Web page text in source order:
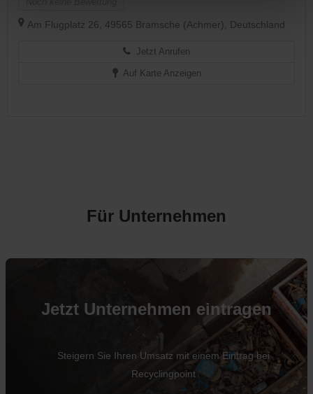
Am Flugplatz 26, 49565 Bramsche (Achmer), Deutschland
Jetzt Anrufen
Auf Karte Anzeigen
Für Unternehmen
Jetzt Unternehmen eintragen
Steigern Sie Ihren Umsatz mit einem Eintrag bei
Recyclingpoint